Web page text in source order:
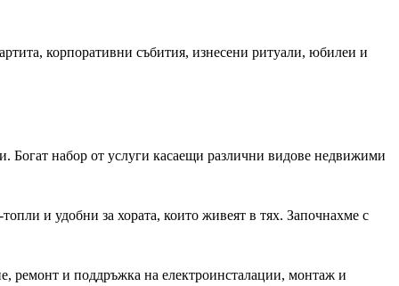
корпоративни събития, изнесени ритуали, юбилеи и
набор от услуги касаещи различни видове недвижими
и удобни за хората, които живеят в тях. Започнахме с
ремонт и поддръжка на електроинсталации, монтаж и